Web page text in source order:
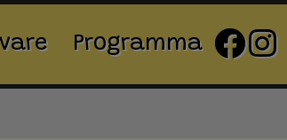
Programma